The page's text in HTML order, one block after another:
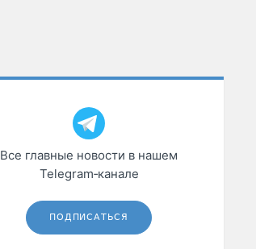
Все главные новости в нашем
Telegram‑канале
ПОДПИСАТЬСЯ